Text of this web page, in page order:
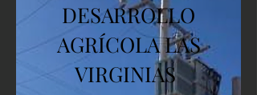
DESARROLLO
AGRÍCOLA LAS
VIRGINIAS